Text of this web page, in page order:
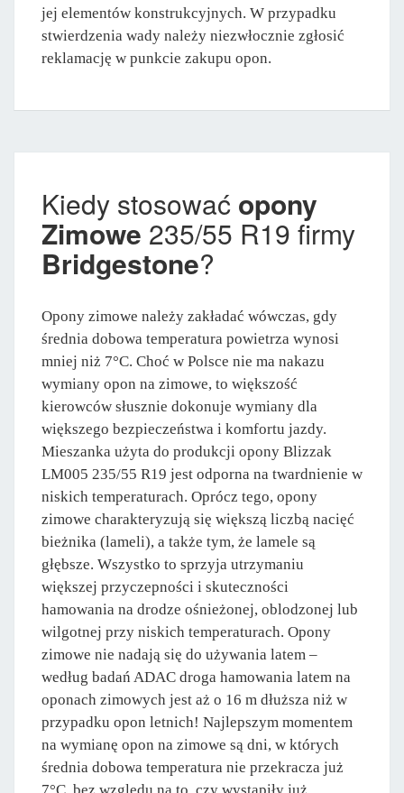
jej elementów konstrukcyjnych. W przypadku
stwierdzenia wady należy niezwłocznie zgłosić
reklamację w punkcie zakupu opon.
Kiedy stosować opony
Zimowe 235/55 R19 firmy
Bridgestone?
Opony zimowe należy zakładać wówczas, gdy
średnia dobowa temperatura powietrza wynosi
mniej niż 7°C. Choć w Polsce nie ma nakazu
wymiany opon na zimowe, to większość
kierowców słusznie dokonuje wymiany dla
większego bezpieczeństwa i komfortu jazdy.
Mieszanka użyta do produkcji opony Blizzak
LM005 235/55 R19 jest odporna na twardnienie w
niskich temperaturach. Oprócz tego, opony
zimowe charakteryzują się większą liczbą nacięć
bieżnika (lameli), a także tym, że lamele są
głębsze. Wszystko to sprzyja utrzymaniu
większej przyczepności i skuteczności
hamowania na drodze ośnieżonej, oblodzonej lub
wilgotnej przy niskich temperaturach. Opony
zimowe nie nadają się do używania latem –
według badań ADAC droga hamowania latem na
oponach zimowych jest aż o 16 m dłuższa niż w
przypadku opon letnich! Najlepszym momentem
na wymianę opon na zimowe są dni, w których
średnia dobowa temperatura nie przekracza już